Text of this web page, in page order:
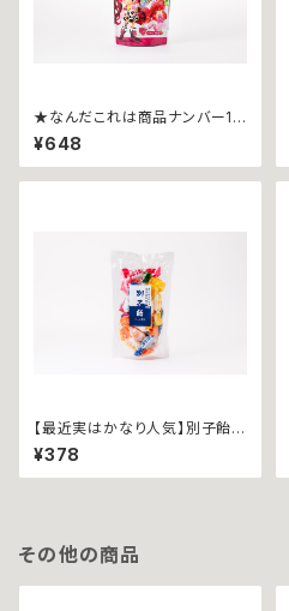
★なんだこれは商品ナンバー1
★ BESSY(ベッシー) ~いちごミ
ルク~
¥648
【最近実はかなり人気】別子飴
∼立袋１００ｇ∼
¥378
その他の商品